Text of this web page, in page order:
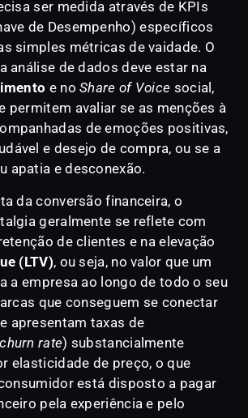
ser medida através de KPIs
de Desempenho) específicos
simples métricas de vaidade. O
análise de dados deve estar na
e noShare of Voice social,
permitem avaliar se as menções à
de emoções positivas,
e desejo de compra, ou se a
apatia e desconexão.
da conversão financeira, o
geralmente se reflete com
de clientes e na elevação
(LTV), ou seja, no valor que um
a empresa ao longo de todo o seu
que conseguem se conectar
apresentam taxas de
churn rate) substancialmente
elasticidade de preço, o que
está disposto a pagar
pela experiência e pelo